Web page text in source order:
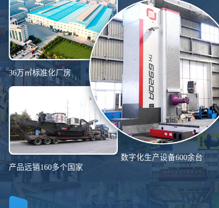
36万㎡标准化厂房
产品远销160多个国家
数字化生产设备600余台